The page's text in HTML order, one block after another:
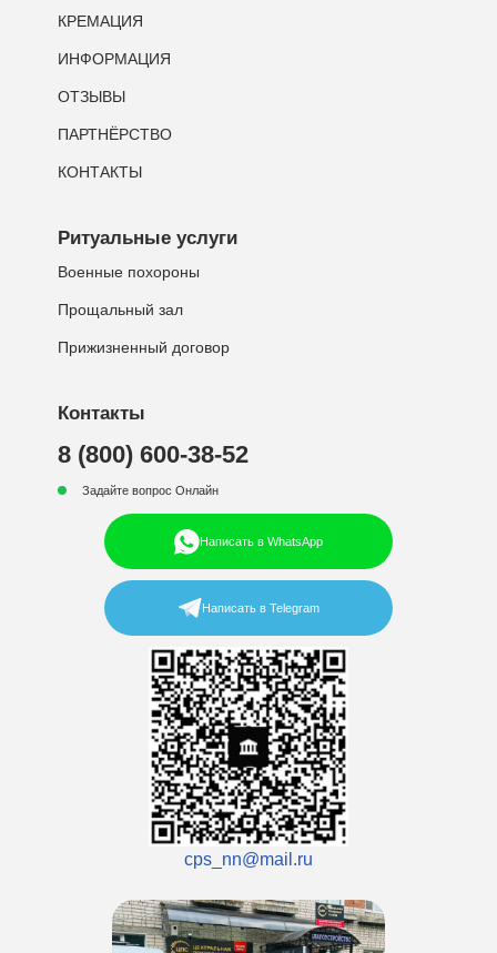
КРЕМАЦИЯ
ИНФОРМАЦИЯ
ОТЗЫВЫ
ПАРТНЁРСТВО
КОНТАКТЫ
Ритуальные услуги
Военные похороны
Прощальный зал
Прижизненный договор
Контакты
8 (800) 600-38-52
Задайте вопрос Онлайн
Написать в WhatsApp
Написать в Telegram
cps_nn@mail.ru